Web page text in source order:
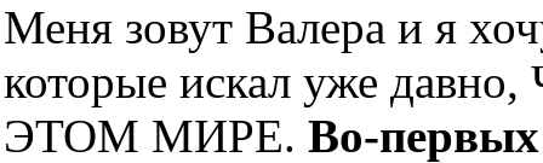
Меня зовут Валера и я
которые искал уже
ЭТОМ МИРЕ. Во-первых